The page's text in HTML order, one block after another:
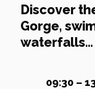
Discover
Gorge,
waterfalls...
09:30 –